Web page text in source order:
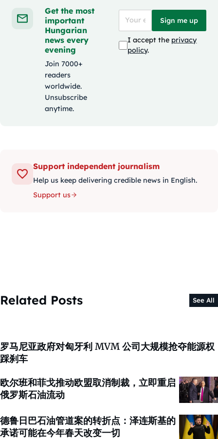
Get the most
important
Hungarian
news every
evening
Join 7000+
readers
worldwide.
Unsubscribe
anytime.
Sign me up
I accept the privacy
policy.
Support independent journalism
Help us keep delivering credible news in English.
Support us
Related Posts See All
罗马尼亚政府对匈牙利 MVM 公司大规模抢夺能源权
踩刹车
欧尔班和菲戈推动欧盟取消制裁，立即重启
俄罗斯石油流动
德鲁日巴石油管道案的转折点：泽连斯基的
承诺可能在今年春天改变一切